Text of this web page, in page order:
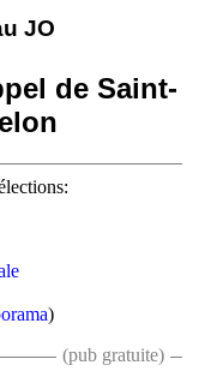
JO
de Saint-
)
(pub gratuite)